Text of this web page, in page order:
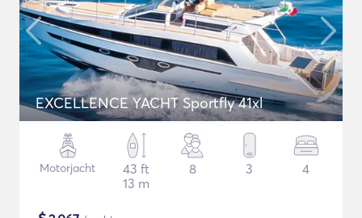
EXCELLENCE YACHT Sportfly 41xl
Motorjacht
43 ft
13 m
8 3 4